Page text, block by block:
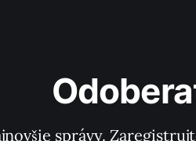
správy.